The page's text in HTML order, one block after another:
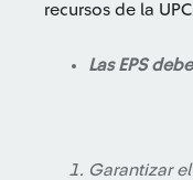
recursos de la
Las EPS
Garantizar